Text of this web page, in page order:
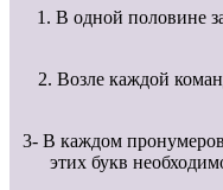
1. В одной половине
2. Возле каждой
3- В каждом
этих букв